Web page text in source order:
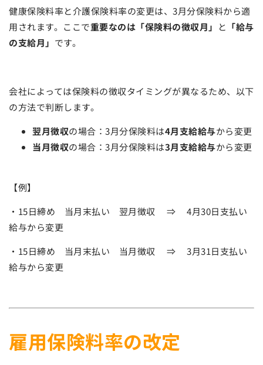
健康保険料率と介護保険料率の変更は、3月分保険料から適
用されます。ここで重要なのは「保険料の徴収月」 と 「給与
の支給月」 です。
会社によっては保険料の徴収タイミングが異なるため、以下
の方法で判断します。
翌月徴収の場合：3月分保険料は4月支給給与から変更
当月徴収の場合：3月分保険料は3月支給給与から変更
【例】
・15日締め 当月末払い 翌月徴収 ⇒ 4月30日支払い
給与から変更
・15日締め 当月末払い 当月徴収 ⇒ 3月31日支払い
給与から変更
雇用保険料率の改定